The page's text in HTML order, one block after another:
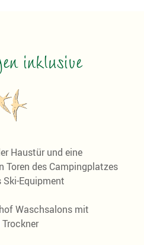
inklusive
Haustür und eine
Toren des Campingplatzes
Equipment
Waschsalons mit